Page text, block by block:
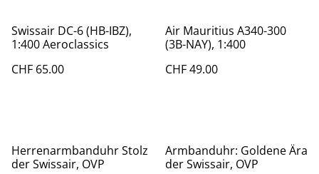
Swissair DC-6 (HB-IBZ),
1:400 Aeroclassics
CHF 65.00
Air Mauritius A340-300
(3B-NAY), 1:400
CHF 49.00
%
Herrenarmbanduhr Stolz
der Swissair, OVP
%
Armbanduhr: Goldene Ära
der Swissair, OVP